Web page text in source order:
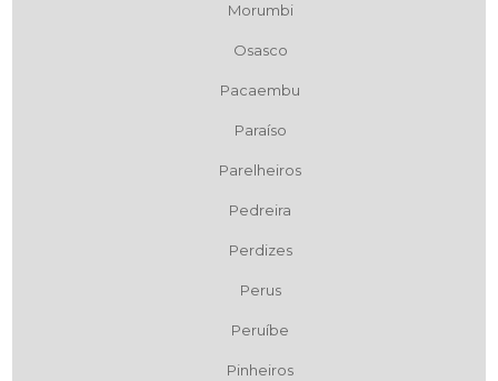
Morumbi
Osasco
Pacaembu
Paraíso
Parelheiros
Pedreira
Perdizes
Perus
Peruíbe
Pinheiros